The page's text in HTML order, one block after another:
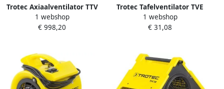
Trotec Axiaalventilator TTV
4500 | 5300m³ u TRO01202
1 webshop
€ 998,20
Trotec Tafelventilator TVE
10 wit | 39 cm TRO014974
1 webshop
€ 31,08